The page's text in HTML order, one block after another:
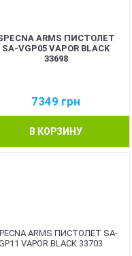
ARMS ПИСТОЛЕТ
SA-VGP05 VAPOR BLACK
33698
7349 грн
В КОРЗИНУ